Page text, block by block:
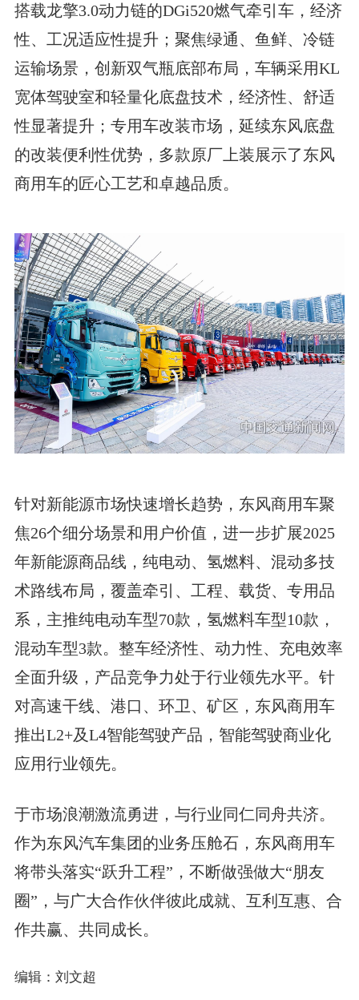
搭载龙擎3.0动力链的DGi520燃气牵引车，经济
性、工况适应性提升；聚焦绿通、鱼鲜、冷链
运输场景，创新双气瓶底部布局，车辆采用KL
宽体驾驶室和轻量化底盘技术，经济性、舒适
性显著提升；专用车改装市场，延续东风底盘
的改装便利性优势，多款原厂上装展示了东风
商用车的匠心工艺和卓越品质。
针对新能源市场快速增长趋势，东风商用车聚
焦26个细分场景和用户价值， 进一步扩展2025
年新能源商品线，纯电动、氢燃料、混动多技
术路线布局，覆盖牵引、工程、载货、专用品
系，主推纯电动车型70款，氢燃料车型10款，
混动车型3款。整车经济性、动力性、充电效率
全面升级，产品竞争力处于行业领先水平。针
对高速干线、港口、环卫、矿区，东风商用车
推出L2+及L4智能驾驶产品，智能驾驶商业化
应用行业领先。
于市场浪潮激流勇进，与行业同仁同舟共济。
作为东风汽车集团的业务压舱石，东风商用车
将带头落实“跃升工程”，不断做强做大“朋友
圈”，与广大合作伙伴彼此成就、互利互惠、合
作共赢、共同成长。
编辑：刘文超